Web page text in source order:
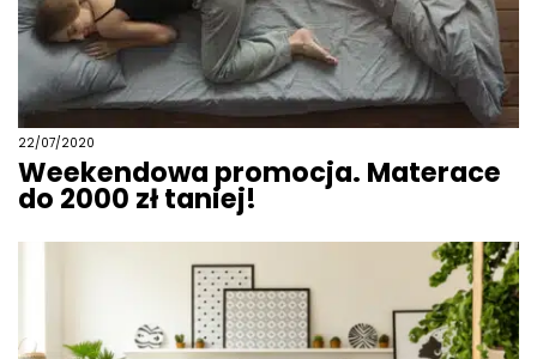
22/07/2020
Weekendowa promocja. Materace
do 2000 zł taniej!